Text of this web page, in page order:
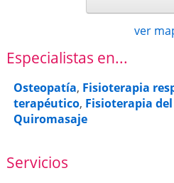
ver
Especialistas en...
Osteopatía, Fisioterapia
terapéutico, Fisioterapia
Quiromasaje
Servicios